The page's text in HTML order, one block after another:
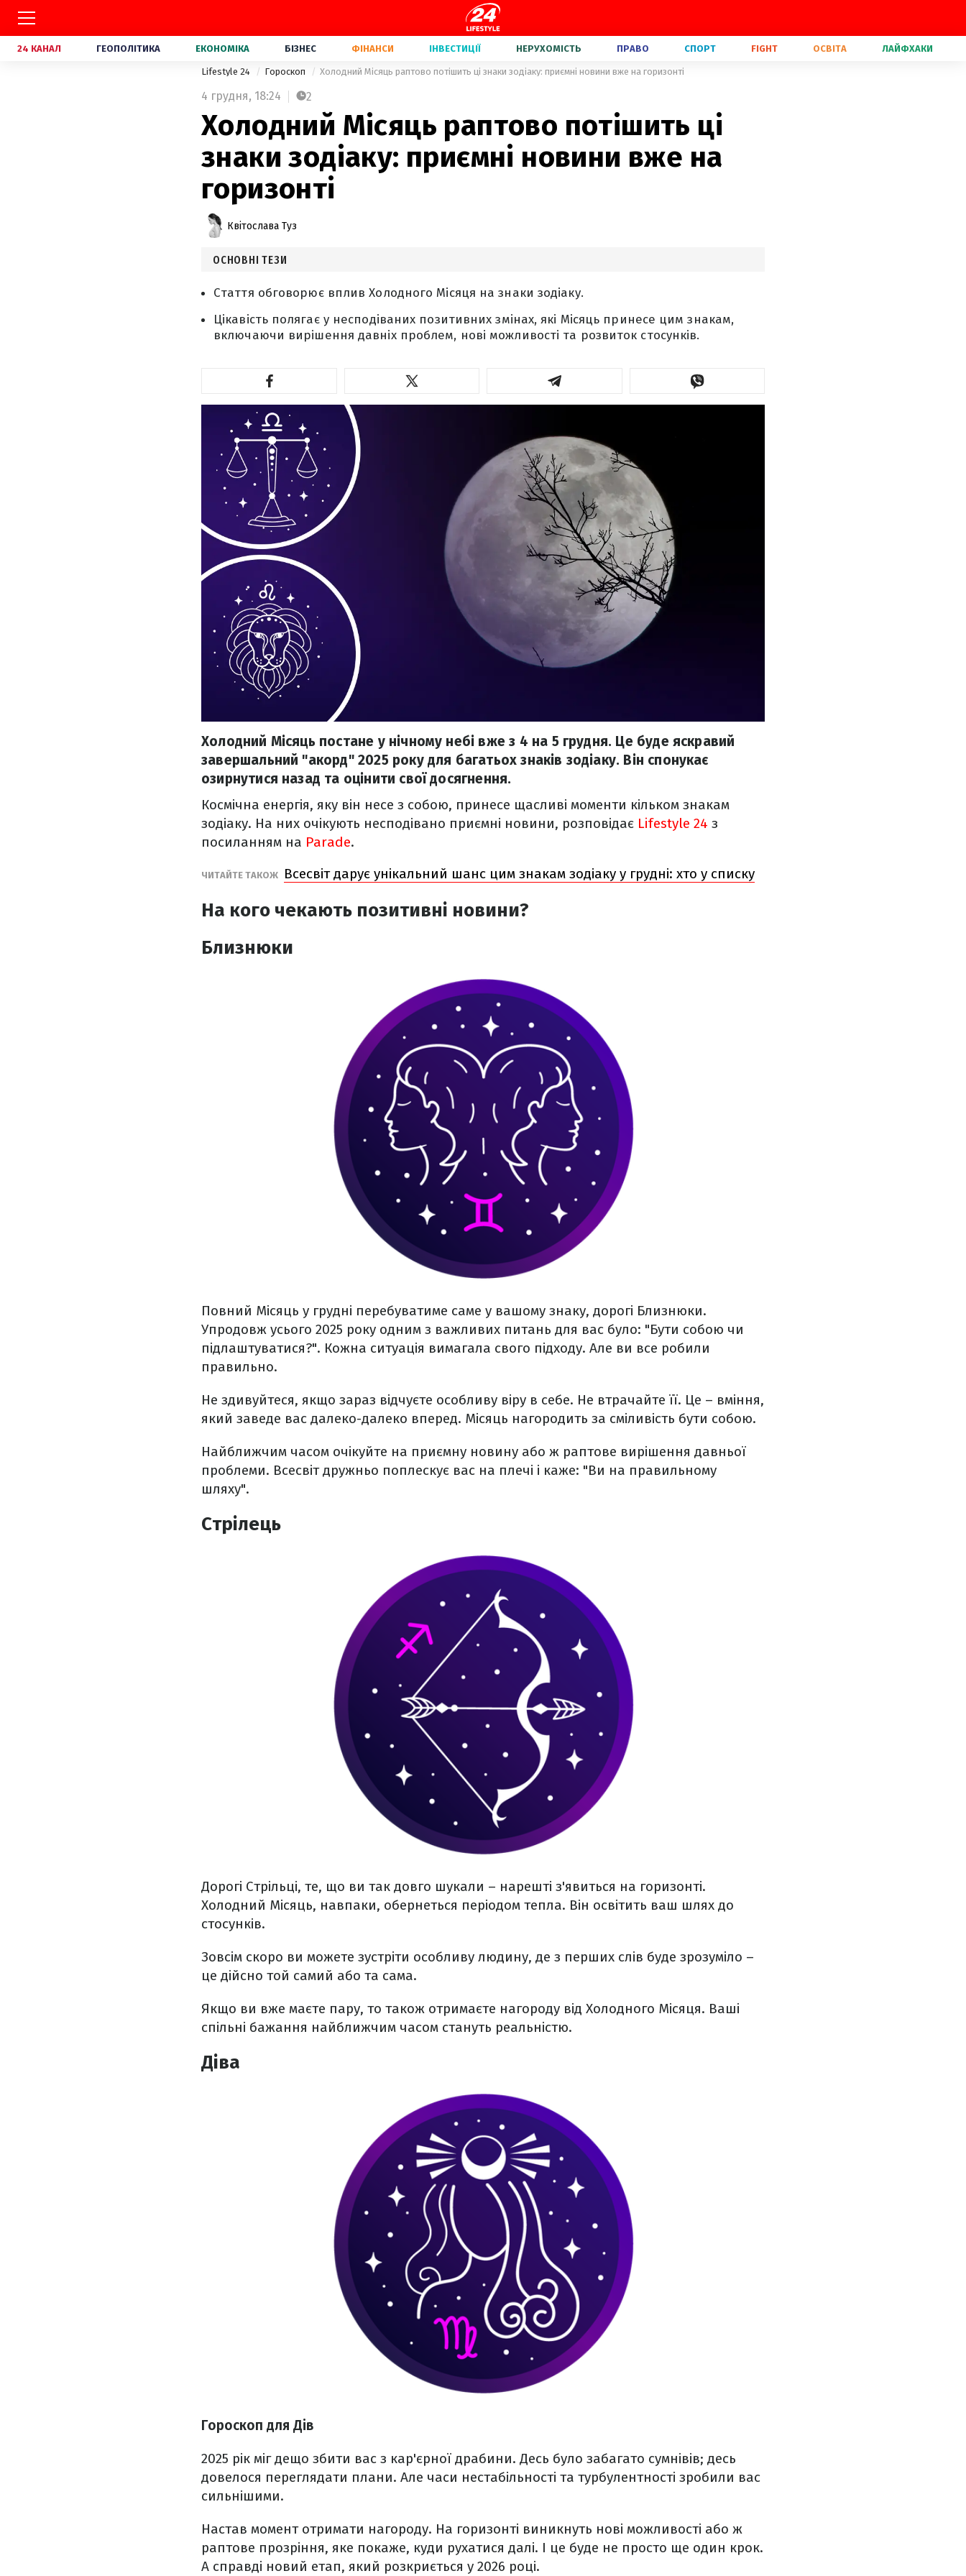
24 КАНАЛ ГЕОПОЛІТИКА ЕКОНОМІКА БІЗНЕС ФІНАНСИ ІНВЕСТИЦІЇ НЕРУХОМІСТЬ ПРАВО СПОРТ FIGHT ОСВІТА ЛАЙФХАКИ
Lifestyle 24 Гороскоп Холодний Місяць раптово потішить ці знаки зодіаку: приємні новини вже на горизонті
4 грудня, 18:24 2
Холодний Місяць раптово потішить ці
знаки зодіаку: приємні новини вже на
горизонті
Квітослава Туз
ОСНОВНІ ТЕЗИ
Стаття обговорює вплив Холодного Місяця на знаки зодіаку.
Цікавість полягає у несподіваних позитивних змінах, які Місяць принесе цим знакам,
включаючи вирішення давніх проблем, нові можливості та розвиток стосунків.
Холодний Місяць постане у нічному небі вже з 4 на 5 грудня. Це буде яскравий
завершальний "акорд" 2025 року для багатьох знаків зодіаку. Він спонукає
озирнутися назад та оцінити свої досягнення.
Космічна енергія, яку він несе з собою, принесе щасливі моменти кільком знакам
зодіаку. На них очікують несподівано приємні новини, розповідає Lifestyle 24 з
посиланням на Parade.
ЧИТАЙТЕ ТАКОЖ Всесвіт дарує унікальний шанс цим знакам зодіаку у грудні: хто у списку
На кого чекають позитивні новини?
Близнюки
Повний Місяць у грудні перебуватиме саме у вашому знаку, дорогі Близнюки.
Упродовж усього 2025 року одним з важливих питань для вас було: "Бути собою чи
підлаштуватися?". Кожна ситуація вимагала свого підходу. Але ви все робили
правильно.
Не здивуйтеся, якщо зараз відчуєте особливу віру в себе. Не втрачайте її. Це – вміння,
який заведе вас далеко-далеко вперед. Місяць нагородить за сміливість бути собою.
Найближчим часом очікуйте на приємну новину або ж раптове вирішення давньої
проблеми. Всесвіт дружньо поплескує вас на плечі і каже: "Ви на правильному
шляху".
Стрілець
Дорогі Стрільці, те, що ви так довго шукали – нарешті з'явиться на горизонті.
Холодний Місяць, навпаки, обернеться періодом тепла. Він освітить ваш шлях до
стосунків.
Зовсім скоро ви можете зустріти особливу людину, де з перших слів буде зрозуміло –
це дійсно той самий або та сама.
Якщо ви вже маєте пару, то також отримаєте нагороду від Холодного Місяця. Ваші
спільні бажання найближчим часом стануть реальністю.
Діва
Гороскоп для Дів
2025 рік міг дещо збити вас з кар'єрної драбини. Десь було забагато сумнівів; десь
довелося переглядати плани. Але часи нестабільності та турбулентності зробили вас
сильнішими.
Настав момент отримати нагороду. На горизонті виникнуть нові можливості або ж
раптове прозріння, яке покаже, куди рухатися далі. І це буде не просто ще один крок.
А справді новий етап, який розкриється у 2026 році.